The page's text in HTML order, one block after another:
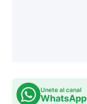
Unete al canal
WhatsApp